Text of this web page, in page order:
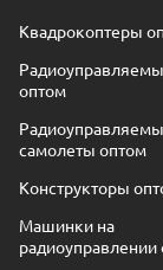
Квадрокоптеры
оптом
самолеты оптом
Конструкторы
Машинки на
радиоуправлении